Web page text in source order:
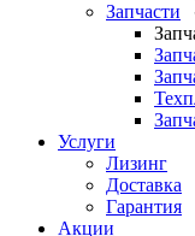
Запчасти
Услуги
Лизинг
Доставка
Гарантия
Акции